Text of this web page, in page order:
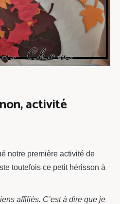
activité
notre première activité de
toutefois ce petit hérisson à
affiliés. C’est à dire que je